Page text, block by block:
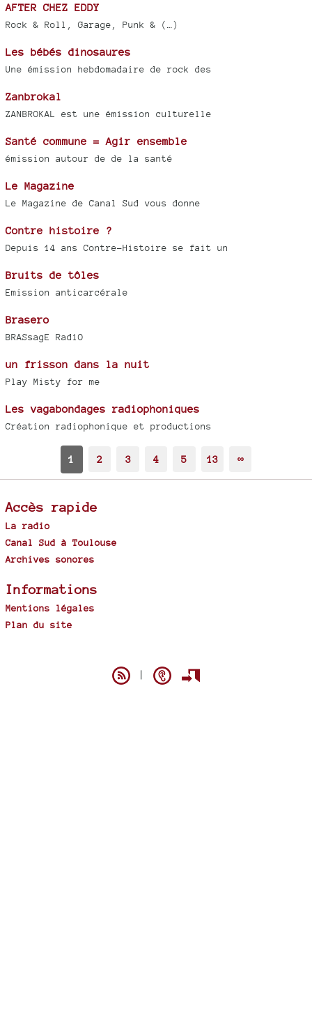
AFTER CHEZ EDDY
Rock & Roll, Garage, Punk & (…)
Les bébés dinosaures
Une émission hebdomadaire de rock des
Zanbrokal
ZANBROKAL est une émission culturelle
Santé commune = Agir ensemble
émission autour de de la santé
Le Magazine
Le Magazine de Canal Sud vous donne
Contre histoire ?
Depuis 14 ans Contre-Histoire se fait un
Bruits de tôles
Emission anticarcérale
Brasero
BRASsagE RadiO
un frisson dans la nuit
Play Misty for me
Les vagabondages radiophoniques
Création radiophonique et productions
1 2 3 4 5 13 ∞
Accès rapide
La radio
Canal Sud à Toulouse
Archives sonores
Informations
Mentions légales
Plan du site
|